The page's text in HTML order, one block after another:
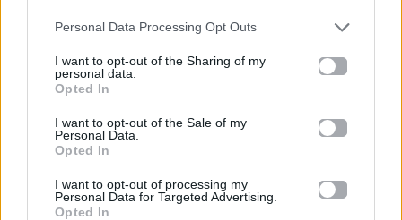
Personal Data Processing Opt Outs
I want to opt-out of the Sharing of my
personal data.
Opted In
I want to opt-out of the Sale of my
Personal Data.
Opted In
I want to opt-out of processing my
Personal Data for Targeted Advertising.
Opted In
ακολουθήστε μας στοInstagram.
Σοφία Καρβέλα
Mad.gr στο Google
Ακολουθήστε το